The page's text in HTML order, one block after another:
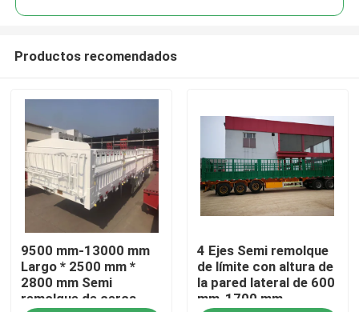
Productos recomendados
9500 mm-13000 mm
Largo * 2500 mm *
2800 mm Semi
remolque de cerca
4 Ejes Semi remolque
de límite con altura de
la pared lateral de 600
mm-1700 mm